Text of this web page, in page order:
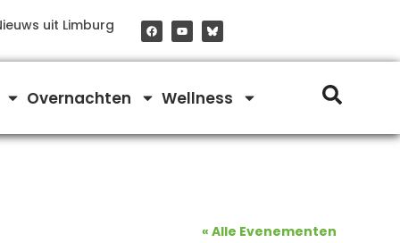
uit Limburg F
a
c
b
k
Y
o
u
u
Overnachten Wellness
« Alle Evenementen